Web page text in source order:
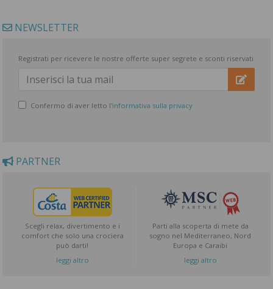
NEWSLETTER
Registrati per ricevere le nostre offerte super segrete e sconti riservati
Confermo di aver letto l'informativa sulla privacy
PARTNER
Scegli relax, divertimento e i
comfort che solo una crociera
può darti!
leggi altro
Parti alla scoperta di mete da
sogno nel Mediterraneo, Nord
Europa e Caraibi
leggi altro